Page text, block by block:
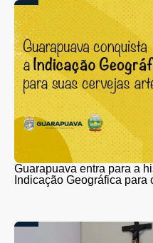
Guarapuava entra para a
Indicação Geográfica para